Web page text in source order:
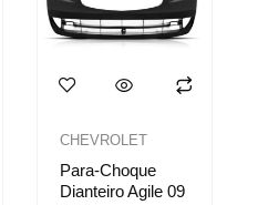
CHEVROLET
Para-Choque
Dianteiro Agile 09